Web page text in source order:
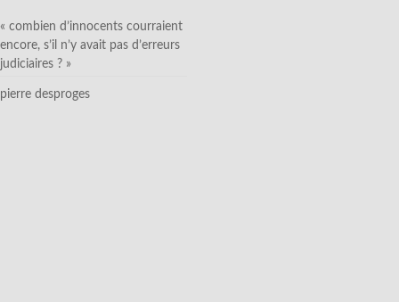
« combien d’innocents courraient
encore, s’il n’y avait pas d’erreurs
judiciaires ? »
pierre desproges